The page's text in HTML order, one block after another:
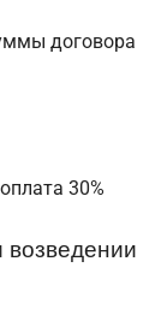
договора
30%